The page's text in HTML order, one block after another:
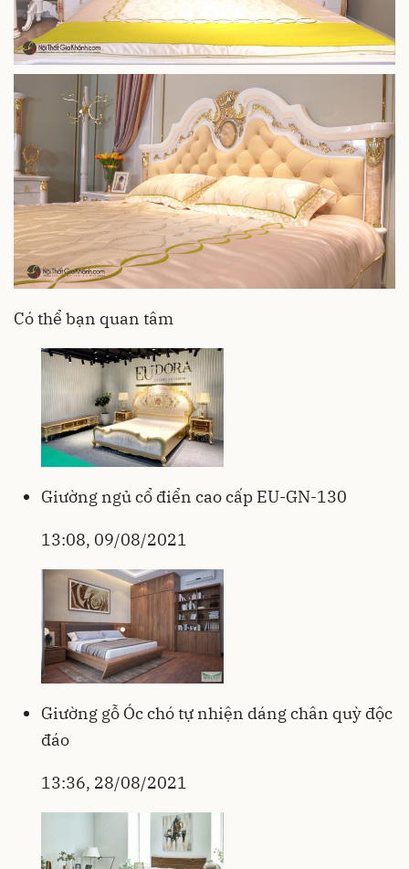
Có thể bạn quan tâm
Giường ngủ cổ điển cao cấp EU-GN-130
13:08, 09/08/2021
Giường gỗ Óc chó tự nhiện dáng chân quỳ độc
đáo
13:36, 28/08/2021